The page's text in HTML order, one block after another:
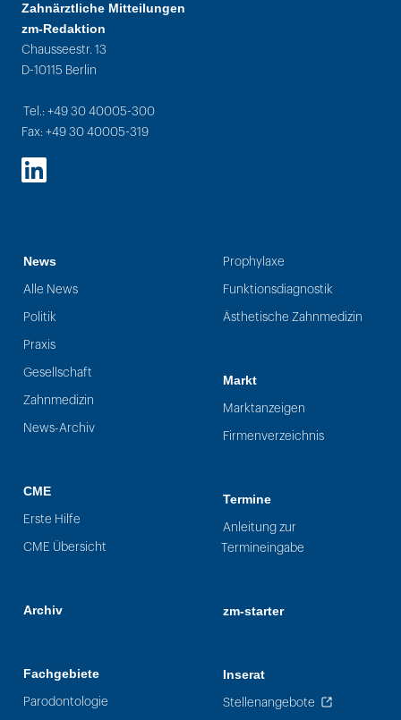
Zahnärztliche Mitteilungen
zm-Redaktion
Chausseestr. 13
D-10115 Berlin
Tel.: +49 30 40005-300
Fax: +49 30 40005-319
LinkedIn
News
Alle News
Politik
Praxis
Gesellschaft
Zahnmedizin
News-Archiv
CME
Erste Hilfe
CME Übersicht
Archiv
Fachgebiete
Parodontologie
Prophylaxe
Funktionsdiagnostik
Ästhetische Zahnmedizin
Markt
Marktanzeigen
Firmenverzeichnis
Termine
Anleitung zur
Termineingabe
zm-starter
Inserat
Stellenangebote